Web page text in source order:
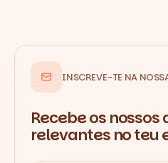
INSCREVE-TE NA
Recebe os
relevantes no teu